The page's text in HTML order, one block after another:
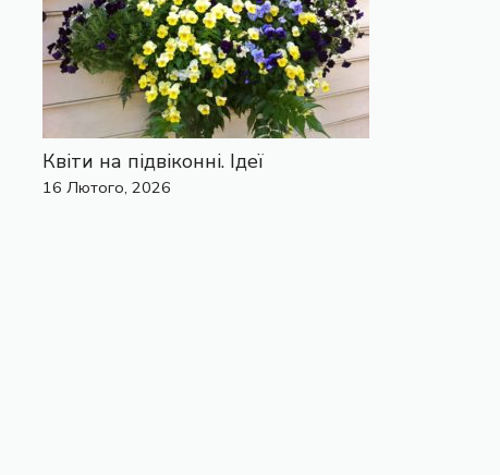
Квіти на підвіконні. Ідеї
16 Лютого, 2026